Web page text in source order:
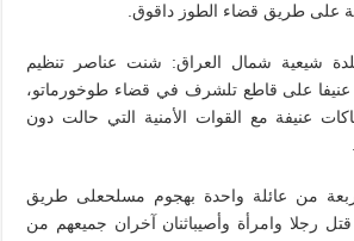
على طريق قضاء الطوز داقوق.
بلدة شيعية شمال العراق: شنت عناصر تنظيم
عنيفا على قاطع تلشرف في قضاء طوخورماتو،
عنيفة مع القوات الأمنية التي حالت دون
اربعة من عائلة واحدة بهجوم مسلحعلى طريق
رجلا وامرأة وأصيباثنان آخران جميعهم من